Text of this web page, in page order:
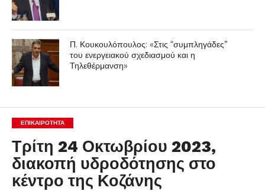
Π. Κουκουλόπουλος: «Στις “συμπληγάδες”
του ενεργειακού σχεδιασμού και η
Τηλεθέρμανση»
ΕΠΙΚΑΙΡΟΤΗΤΑ
Τρίτη 24 Οκτωβρίου 2023,
διακοπή υδροδότησης στο
κέντρο της Κοζάνης